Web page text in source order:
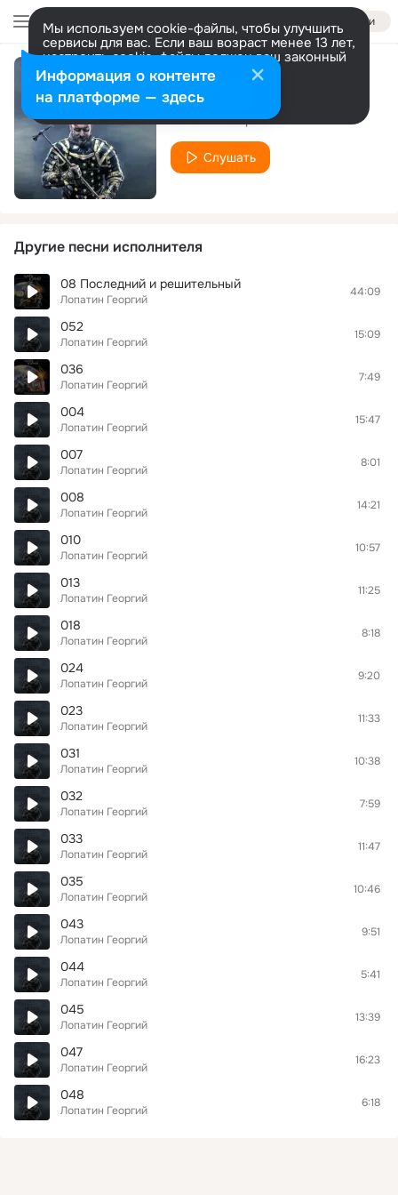
Войти
Мы используем cookie-файлы, чтобы улучшить
сервисы для вас. Если ваш возраст менее 13 лет,
настроить cookie-файлы должен ваш законный
представитель. Больше информации
Разрешить все Настроить
042
Лопатин Георгий
Слушать
Другие песни исполнителя
08 Последний и решительный
Лопатин Георгий
44:09
052
Лопатин Георгий
15:09
036
Лопатин Георгий
7:49
004
Лопатин Георгий
15:47
007
Лопатин Георгий
8:01
008
Лопатин Георгий
14:21
010
Лопатин Георгий
10:57
013
Лопатин Георгий
11:25
018
Лопатин Георгий
8:18
024
Лопатин Георгий
9:20
023
Лопатин Георгий
11:33
031
Лопатин Георгий
10:38
032
Лопатин Георгий
7:59
033
Лопатин Георгий
11:47
035
Лопатин Георгий
10:46
043
Лопатин Георгий
9:51
044
Лопатин Георгий
5:41
045
Лопатин Георгий
13:39
047
Лопатин Георгий
16:23
048
Лопатин Георгий
6:18
Информация о контенте
на платформе — здесь